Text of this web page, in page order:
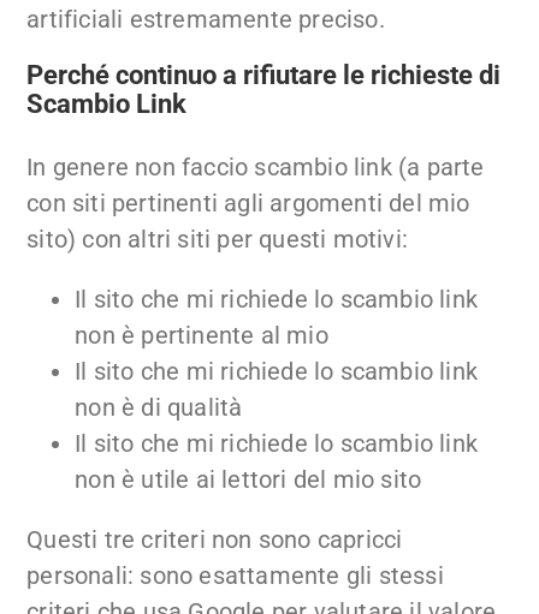
artificiali estremamente preciso.
Perché continuo a rifiutare le richieste di
Scambio Link
In genere non faccio scambio link (a parte
con siti pertinenti agli argomenti del mio
sito) con altri siti per questi motivi:
Il sito che mi richiede lo scambio link
non è pertinente al mio
Il sito che mi richiede lo scambio link
non è di qualità
Il sito che mi richiede lo scambio link
non è utile ai lettori del mio sito
Questi tre criteri non sono capricci
personali: sono esattamente gli stessi